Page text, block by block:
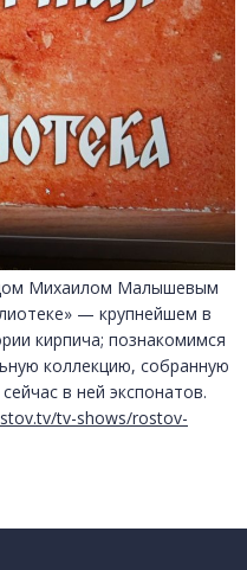
Михаилом Малышевым
— крупнейшем в
кирпича; познакомимся
коллекцию, собранную
в ней экспонатов.
tv-shows/rostov-